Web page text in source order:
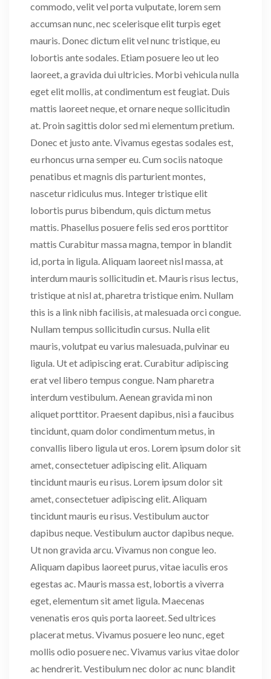
commodo, velit vel porta vulputate, lorem sem
accumsan nunc, nec scelerisque elit turpis eget
mauris. Donec dictum elit vel nunc tristique, eu
lobortis ante sodales. Etiam posuere leo ut leo
laoreet, a gravida dui ultricies. Morbi vehicula nulla
eget elit mollis, at condimentum est feugiat. Duis
mattis laoreet neque, et ornare neque sollicitudin
at. Proin sagittis dolor sed mi elementum pretium.
Donec et justo ante. Vivamus egestas sodales est,
eu rhoncus urna semper eu. Cum sociis natoque
penatibus et magnis dis parturient montes,
nascetur ridiculus mus. Integer tristique elit
lobortis purus bibendum, quis dictum metus
mattis. Phasellus posuere felis sed eros porttitor
mattis Curabitur massa magna, tempor in blandit
id, porta in ligula. Aliquam laoreet nisl massa, at
interdum mauris sollicitudin et. Mauris risus lectus,
tristique at nisl at, pharetra tristique enim. Nullam
this is a link nibh facilisis, at malesuada orci congue.
Nullam tempus sollicitudin cursus. Nulla elit
mauris, volutpat eu varius malesuada, pulvinar eu
ligula. Ut et adipiscing erat. Curabitur adipiscing
erat vel libero tempus congue. Nam pharetra
interdum vestibulum. Aenean gravida mi non
aliquet porttitor. Praesent dapibus, nisi a faucibus
tincidunt, quam dolor condimentum metus, in
convallis libero ligula ut eros. Lorem ipsum dolor sit
amet, consectetuer adipiscing elit. Aliquam
tincidunt mauris eu risus. Lorem ipsum dolor sit
amet, consectetuer adipiscing elit. Aliquam
tincidunt mauris eu risus. Vestibulum auctor
dapibus neque. Vestibulum auctor dapibus neque.
Ut non gravida arcu. Vivamus non congue leo.
Aliquam dapibus laoreet purus, vitae iaculis eros
egestas ac. Mauris massa est, lobortis a viverra
eget, elementum sit amet ligula. Maecenas
venenatis eros quis porta laoreet. Sed ultrices
placerat metus. Vivamus posuere leo nunc, eget
mollis odio posuere nec. Vivamus varius vitae dolor
ac hendrerit. Vestibulum nec dolor ac nunc blandit